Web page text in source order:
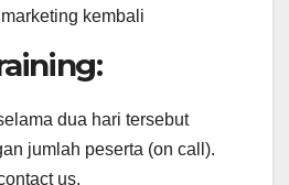
kembali
dua hari tersebut
jumlah peserta (on call).
us.